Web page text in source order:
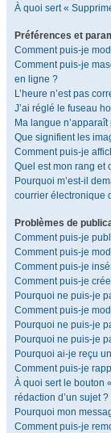
À quoi sert «
Préférences et
Comment puis-je
Comment puis-je
en ligne ?
L’heure n’est pas
J’ai réglé le fuseau
Ma langue
Que signifient les
Comment puis-je
Quel est mon rang et
Pourquoi m’est-il
courrier électronique
Problèmes de
Comment puis-je
Comment puis-je
Comment puis-je
Comment puis-je
Pourquoi ne puis-je
Comment puis-je
Pourquoi ne puis-je
Pourquoi ne puis-je
Pourquoi ai-je reçu
Comment puis-je
À quoi sert le bouton
rédaction d’un sujet ?
Pourquoi mon
Comment puis-je